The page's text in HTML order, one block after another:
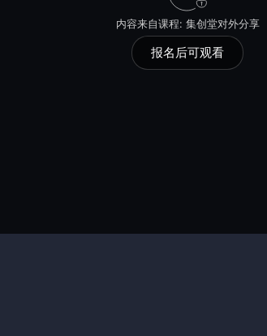
内容来自课程: 集创堂对外分享
报名后可观看